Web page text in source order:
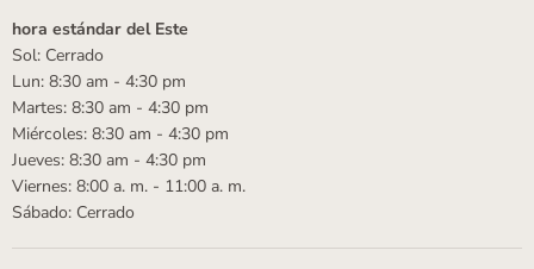
hora estándar del Este
Sol: Cerrado
Lun: 8:30 am - 4:30 pm
Martes: 8:30 am - 4:30 pm
Miércoles: 8:30 am - 4:30 pm
Jueves: 8:30 am - 4:30 pm
Viernes: 8:00 a. m. - 11:00 a. m.
Sábado: Cerrado